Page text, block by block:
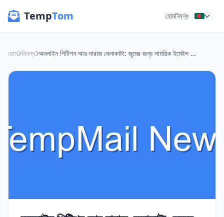
TempTom হোমনিবন্ধ
হোম নিবন্ধ অনলাইন পিটিশন আর দারাজ কেনাকাটা: জুমের জন্য সাময়িক ইমেইল কতটা জরুরি?